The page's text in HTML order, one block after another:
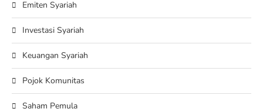
Emiten Syariah
Investasi Syariah
Keuangan Syariah
Pojok Komunitas
Saham Pemula